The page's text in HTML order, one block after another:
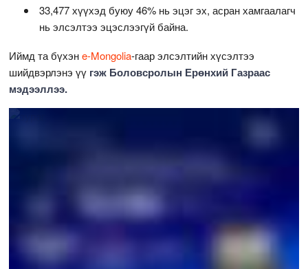
33,477 хүүхэд буюу 46% нь эцэг эх, асран хамгаалагч
нь элсэлтээ эцэслээгүй байна.
Иймд та бүхэнe-Mongolia-гаар элсэлтийн хүсэлтээ
шийдвэрлэнэ үү гэж Боловсролын Ерөнхий Газраас
мэдээллээ.